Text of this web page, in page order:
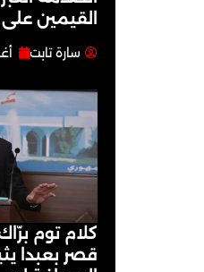
القيمين
سارة تابت
كلام توم
قصر بعبدا